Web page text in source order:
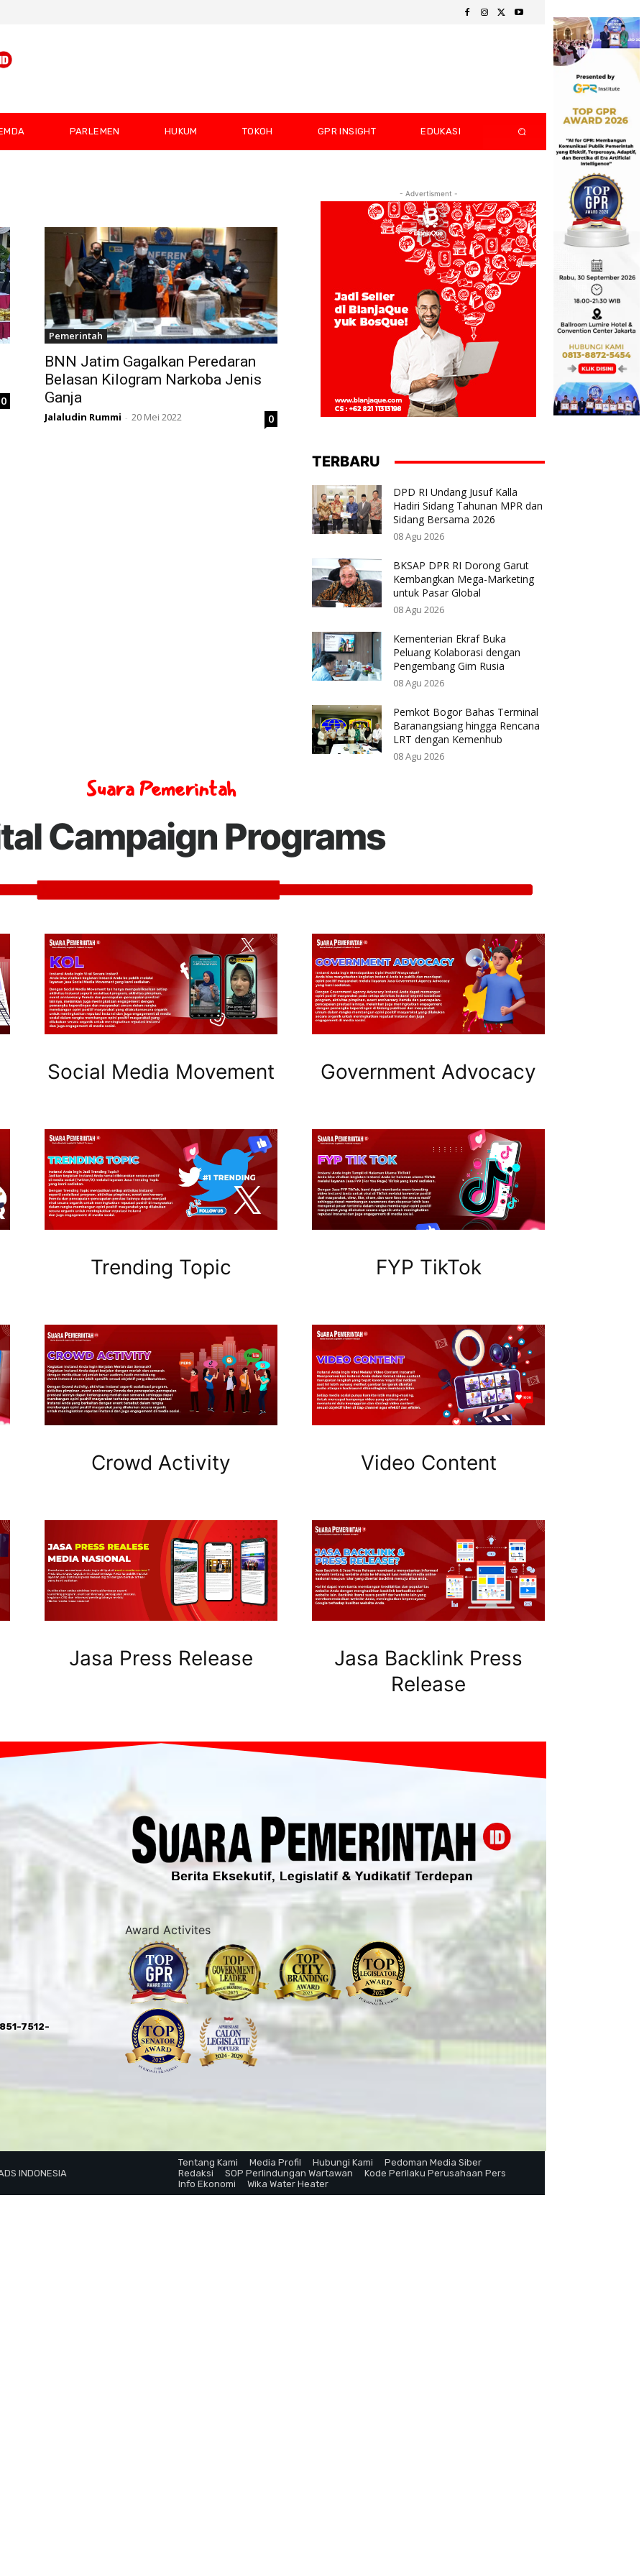
PARLEMEN HUKUM TOKOH GPR INSIGHT EDUKASI
0
Pemerintah
BNN Jatim Gagalkan Peredaran
Belasan Kilogram Narkoba Jenis
Ganja
Jalaludin Rummi - 20 Mei 2022 0
- Advertisment -
TERBARU
DPD RI Undang Jusuf Kalla
Hadiri Sidang Tahunan MPR dan
Sidang Bersama 2026
08 Agu 2026
BKSAP DPR RI Dorong Garut
Kembangkan Mega-Marketing
untuk Pasar Global
08 Agu 2026
Kementerian Ekraf Buka
Peluang Kolaborasi dengan
Pengembang Gim Rusia
08 Agu 2026
Pemkot Bogor Bahas Terminal
Baranangsiang hingga Rencana
LRT dengan Kemenhub
08 Agu 2026
Suara Pemerintah
Campaign Programs
Social Media Movement
Trending Topic
Crowd Activity
Jasa Press Release
Government Advocacy
FYP TikTok
Video Content
Jasa Backlink Press
Release
7512-
Award Activites
INDONESIA
Tentang Kami Media Profil Hubungi Kami
Pedoman Media Siber
Redaksi
SOP Perlindungan Wartawan
Kode Perilaku Perusahaan Pers
Info Ekonomi
Wika Water Heater